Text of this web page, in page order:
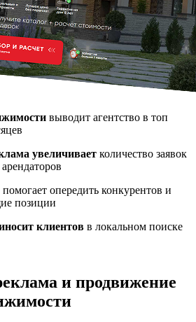
выводит агентство в топ
увеличивает количество заявок
помогает опередить конкурентов и
позиции
клиентов в локальном поиске
и продвижение